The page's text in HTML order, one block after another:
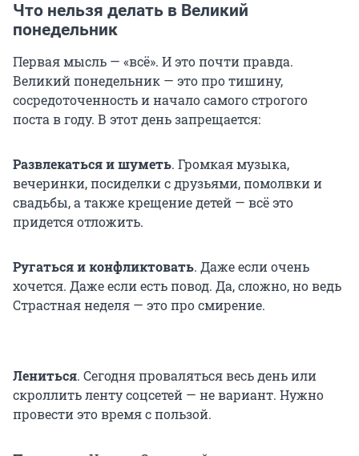
Что нельзя делать в Великий
понедельник
Первая мысль — «всё». И это почти правда.
Великий понедельник — это про тишину,
сосредоточенность и начало самого строгого
поста в году. В этот день запрещается:
Развлекаться и шуметь. Громкая музыка,
вечеринки, посиделки с друзьями, помолвки и
свадьбы, а также крещение детей — всё это
придется отложить.
Ругаться и конфликтовать. Даже если очень
хочется. Даже если есть повод. Да, сложно, но ведь
Страстная неделя — это про смирение.
Лениться. Сегодня проваляться весь день или
скроллить ленту соцсетей — не вариант. Нужно
провести это время с пользой.